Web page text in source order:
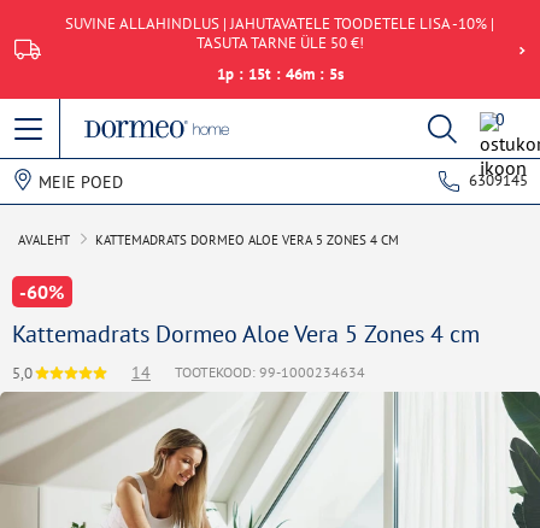
SUVINE ALLAHINDLUS | JAHUTAVATELE TOODETELE LISA -10% |
TASUTA TARNE ÜLE 50 €!
1p : 15t : 46m : 5s
0
MEIE POED 6309145
AVALEHT KATTEMADRATS DORMEO ALOE VERA 5 ZONES 4 CM
-60%
Kattemadrats Dormeo Aloe Vera 5 Zones 4 cm
5,0 14 TOOTEKOOD: 99-1000234634